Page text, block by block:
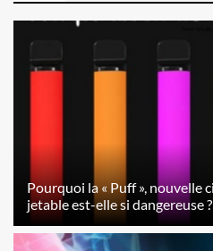
Pourquoi la « Puff », nouvelle
jetable est-elle si dangereuse ?